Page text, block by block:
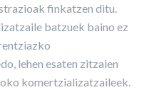
finkatzen ditu.
batzuek baino ez
lehen esaten zitzaien
komertzializatzaileek.